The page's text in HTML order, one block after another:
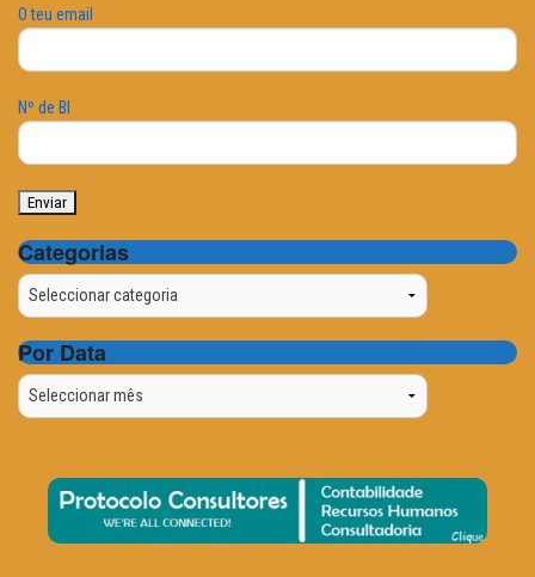
O teu email
Nº de BI
Categorias
Categorias
Por Data
Por
Data